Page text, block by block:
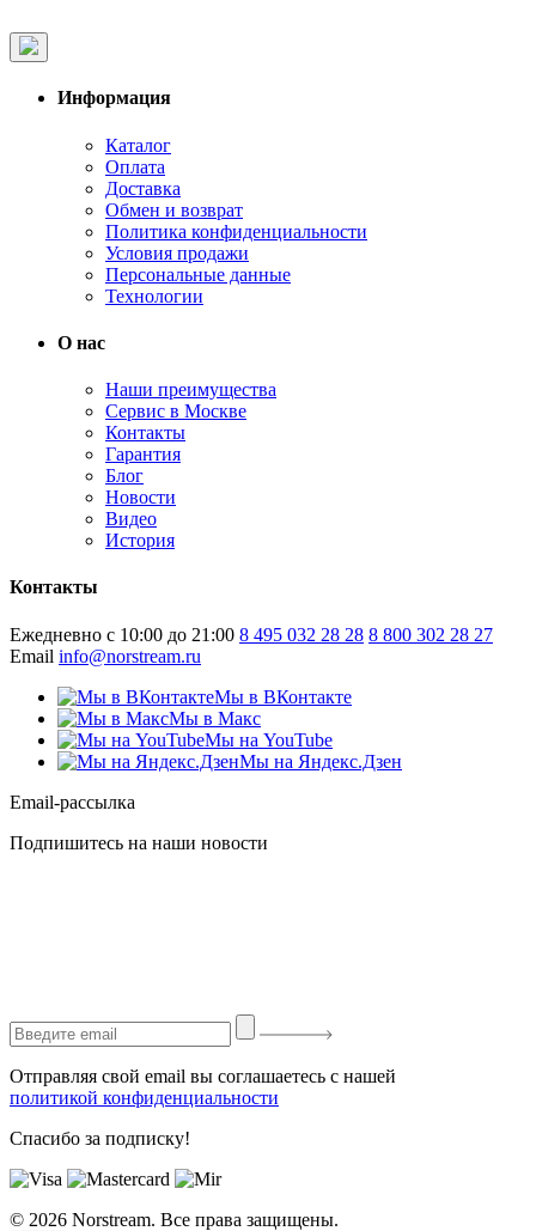
Информация
Каталог
Оплата
Доставка
Обмен и возврат
Политика конфиденциальности
Условия продажи
Персональные данные
Технологии
О нас
Наши преимущества
Сервис в Москве
Контакты
Гарантия
Блог
Новости
Видео
История
Контакты
Ежедневно с 10:00 до 21:00 8 495 032 28 28 8 800 302 28 27
Email info@norstream.ru
Мы в ВКонтакте
Мы в Макс
Мы на YouTube
Мы на Яндекс.Дзен
Email-рассылка
Подпишитесь на наши новости
Отправляя свой email вы соглашаетесь с нашей
политикой конфиденциальности
Спасибо за подписку!
© 2026 Norstream. Все права защищены.